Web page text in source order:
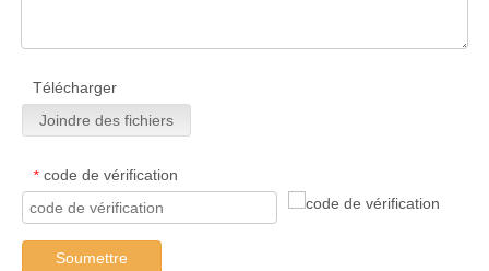
Télécharger
Joindre des fichiers
* code de vérification
Soumettre